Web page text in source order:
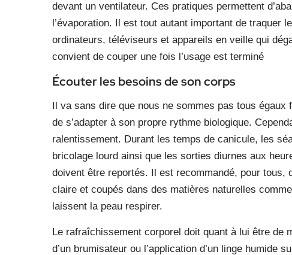
devant un ventilateur. Ces pratiques permettent
l’évaporation. Il est tout autant important de traquer
ordinateurs, téléviseurs et appareils en veille qui
convient de couper une fois l’usage est terminé
Écouter les besoins de son corps
Il va sans dire que nous ne sommes pas tous
de s’adapter à son propre rythme biologique.
ralentissement. Durant les temps de canicule, les
bricolage lourd ainsi que les sorties diurnes aux
doivent être reportés. Il est recommandé, pour
claire et coupés dans des matières naturelles
laissent la peau respirer.
Le rafraîchissement corporel doit quant à lui être de
d’un brumisateur ou l’application d’un linge humide